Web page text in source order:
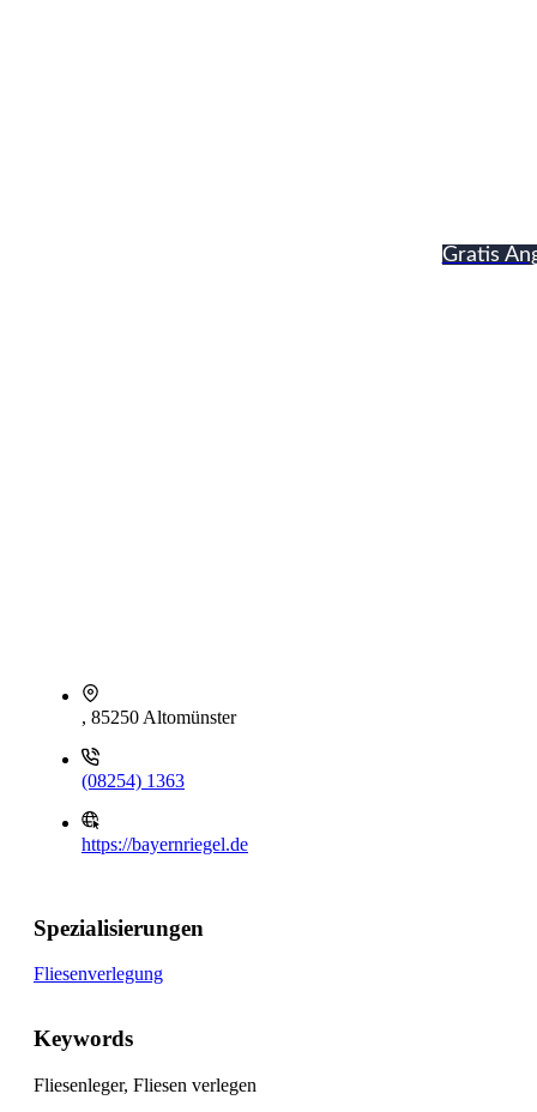
Gratis
, 85250 Altomünster
(08254) 1363
https://bayernriegel.de
Spezialisierungen
Fliesenverlegung
Keywords
Fliesenleger, Fliesen verlegen